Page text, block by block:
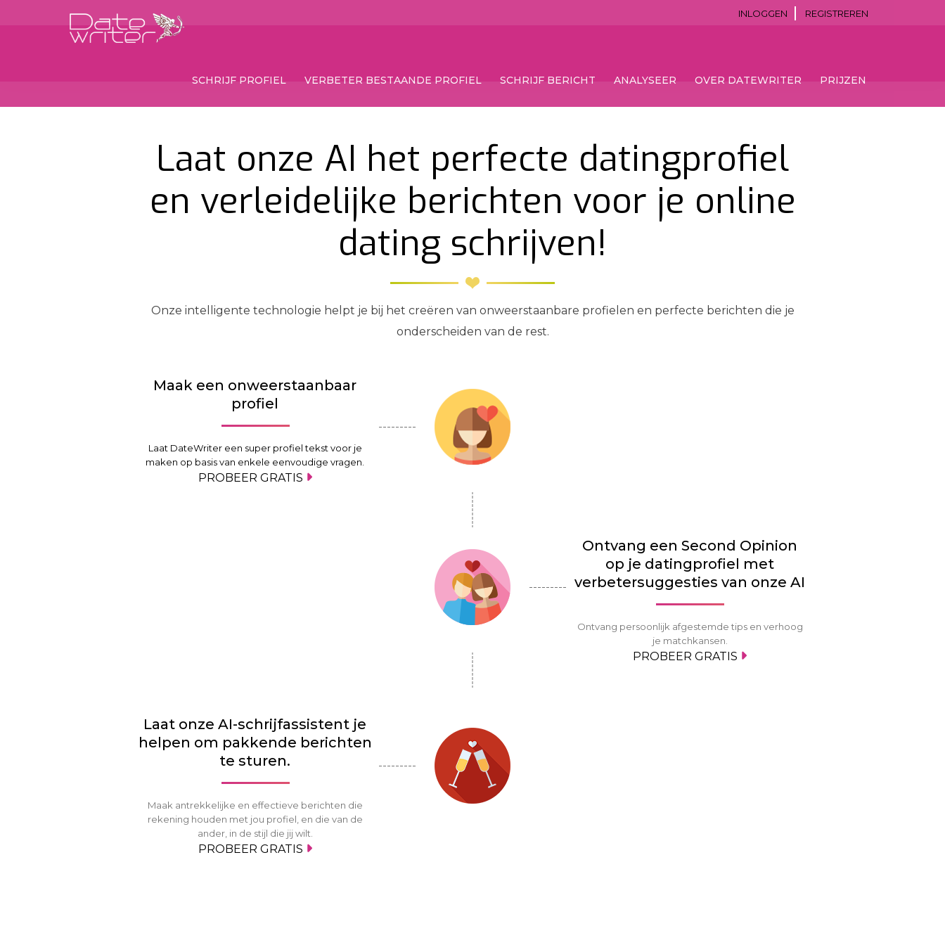
INLOGGEN REGISTREREN
SCHRIJF PROFIEL VERBETER BESTAANDE PROFIEL SCHRIJF BERICHT ANALYSEER OVER DATEWRITER PRIJZEN
Laat onze AI het perfecte datingprofiel
en verleidelijke berichten voor je online
dating schrijven!
Onze intelligente technologie helpt je bij het creëren van onweerstaanbare profielen en perfecte berichten die je
onderscheiden van de rest.
Maak een onweerstaanbaar
profiel
Laat DateWriter een super profiel tekst voor je
maken op basis van enkele eenvoudige vragen.
PROBEER GRATIS
Ontvang een Second Opinion
op je datingprofiel met
verbetersuggesties van onze AI
Ontvang persoonlijk afgestemde tips en verhoog
je matchkansen.
PROBEER GRATIS
Laat onze AI-schrijfassistent je
helpen om pakkende berichten
te sturen.
Maak antrekkelijke en effectieve berichten die
rekening houden met jou profiel, en die van de
ander, in de stijl die jij wilt.
PROBEER GRATIS